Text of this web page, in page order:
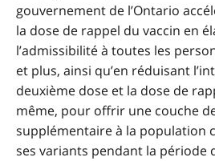
gouvernement de l’Ontario
la dose de rappel du vaccin en
l’admissibilité à toutes les
et plus, ainsi qu’en réduisant
deuxième dose et la dose de
même, pour offrir une couche
supplémentaire à la population
ses variants pendant la période